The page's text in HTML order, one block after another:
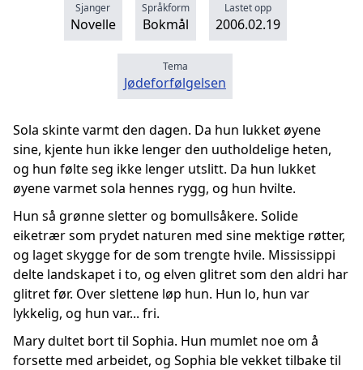
Sjanger
Novelle
Språkform
Bokmål
Lastet opp
2006.02.19
Tema
Jødeforfølgelsen
Sola skinte varmt den dagen. Da hun lukket øyene
sine, kjente hun ikke lenger den uutholdelige heten,
og hun følte seg ikke lenger utslitt. Da hun lukket
øyene varmet sola hennes rygg, og hun hvilte.
Hun så grønne sletter og bomullsåkere. Solide
eiketrær som prydet naturen med sine mektige røtter,
og laget skygge for de som trengte hvile. Mississippi
delte landskapet i to, og elven glitret som den aldri har
glitret før. Over slettene løp hun. Hun lo, hun var
lykkelig, og hun var... fri.
Mary dultet bort til Sophia. Hun mumlet noe om å
forsette med arbeidet, og Sophia ble vekket tilbake til